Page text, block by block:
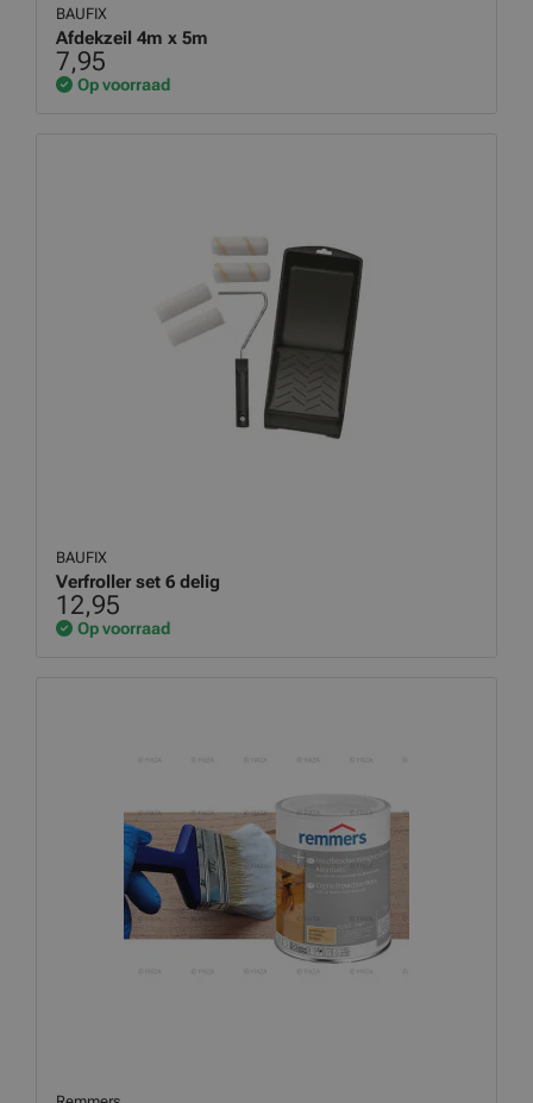
BAUFIX
Afdekzeil 4m x 5m
7,95
Op voorraad
BAUFIX
Verfroller set 6 delig
12,95
Op voorraad